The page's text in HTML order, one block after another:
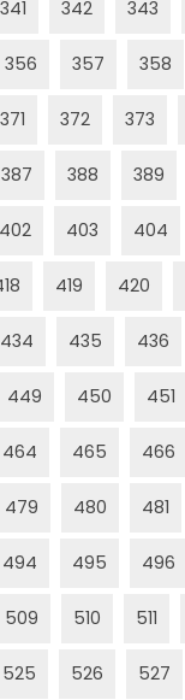
341 342 343
356 357 358
371 372 373
387 388 389
402 403 404
419 420
434 435 436
449 450 451
464 465 466
479 480 481
494 495 496
509 510 511
525 526 527